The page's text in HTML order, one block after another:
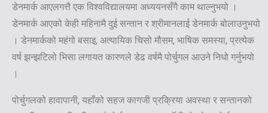
डेनमार्क आएलगत्तै एक विश्वविद्यालयमा अध्ययनसँगै काम थाल्नुभयो ।
डेनमार्क आएको केही महिनामै दुई सन्तान र श्रीमानलाई डेनमार्क बोलाउनुभयो
। डेनमार्कको महंगो बसाइ, अत्यायिक चिसो मौसम, भाषिक समस्या, प्रत्येक
वर्ष झन्झटिलो भिसा लगायत कारणले डेढ वर्षमै पोर्चुगल आउने निधो गर्नुभयो
।
पोर्चुगलको हावापानी, यहाँको सहज कागजी प्रक्रिया अवस्था र सन्तानको